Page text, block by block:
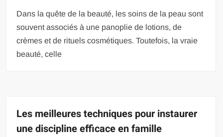
Dans la quête de la beauté, les soins de la peau sont
souvent associés à une panoplie de lotions, de
crèmes et de rituels cosmétiques. Toutefois, la vraie
beauté, celle
Les meilleures techniques pour instaurer
une discipline efficace en famille